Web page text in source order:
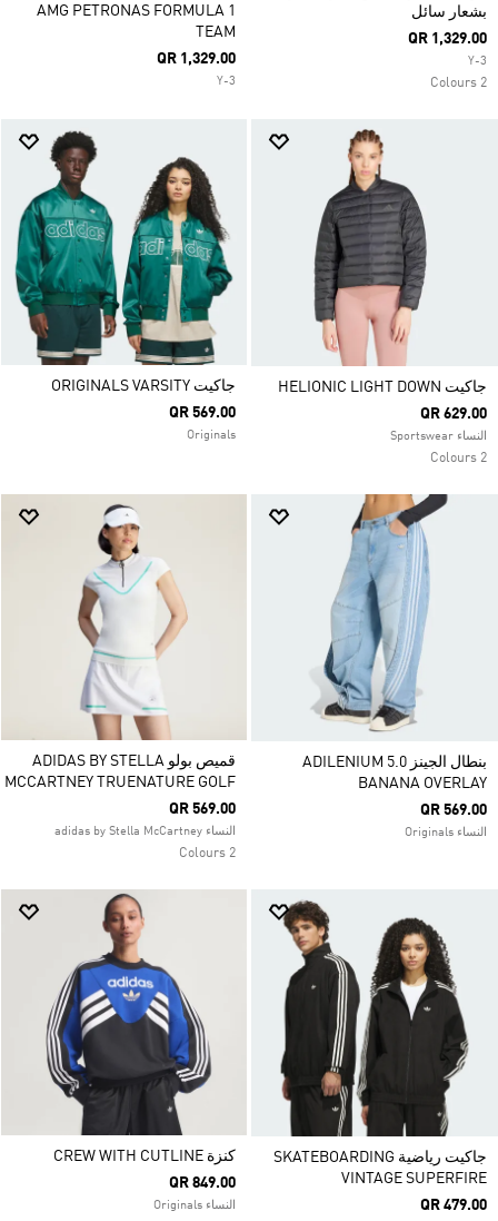
بشعار سائل
QR 1,329.00
Y-3
2 Colours
AMG PETRONAS FORMULA 1
TEAM
QR 1,329.00
Y-3
جاكيت HELIONIC LIGHT DOWN
QR 629.00
النساء Sportswear
2 Colours
جاكيت ORIGINALS VARSITY
QR 569.00
Originals
بنطال الجينز ADILENIUM 5.0
BANANA OVERLAY
QR 569.00
النساء Originals
قميص بولو ADIDAS BY STELLA
MCCARTNEY TRUENATURE GOLF
QR 569.00
النساء adidas by Stella McCartney
2 Colours
جاكيت رياضية SKATEBOARDING
VINTAGE SUPERFIRE
QR 479.00
كنزة CREW WITH CUTLINE
QR 849.00
النساء Originals